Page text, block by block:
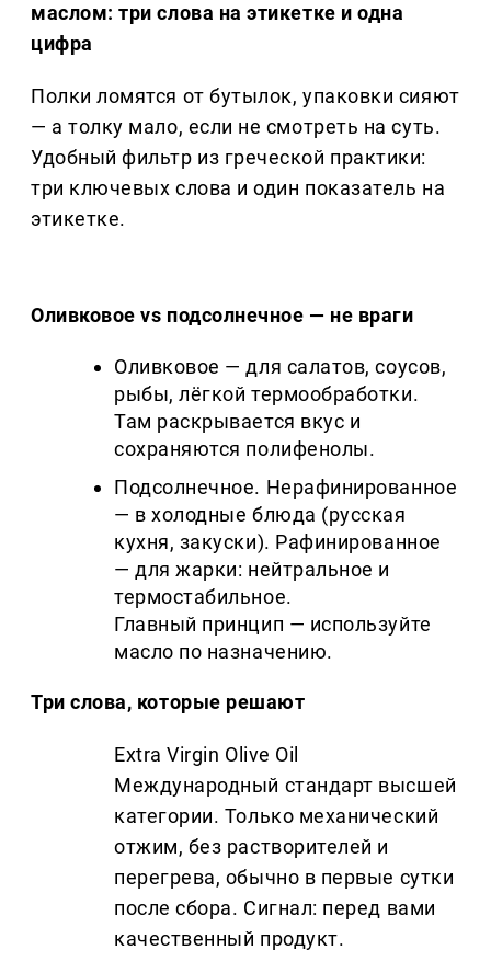
маслом: три слова на этикетке и одна
цифра
Полки ломятся от бутылок, упаковки сияют
— а толку мало, если не смотреть на суть.
Удобный фильтр из греческой практики:
три ключевых слова и один показатель на
этикетке.
Оливковое vs подсолнечное — не враги
Оливковое — для салатов, соусов,
рыбы, лёгкой термообработки.
Там раскрывается вкус и
сохраняются полифенолы.
Подсолнечное. Нерафинированное
— в холодные блюда (русская
кухня, закуски). Рафинированное
— для жарки: нейтральное и
термостабильное.
Главный принцип — используйте
масло по назначению.
Три слова, которые решают
Extra Virgin Olive Oil
Международный стандарт высшей
категории. Только механический
отжим, без растворителей и
перегрева, обычно в первые сутки
после сбора. Сигнал: перед вами
качественный продукт.